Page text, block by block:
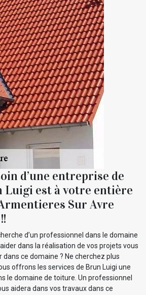
d’une entreprise de
est à votre entière
Sur Avre
d’un professionnel dans le domaine
dans la réalisation de vos projets vous
ce domaine ? Ne cherchez plus
offrons les services de Brun Luigi une
le domaine de toiture. Un professionnel
aidera dans vos travaux dans ce